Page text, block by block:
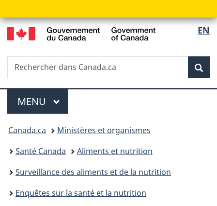
de
la
EN
Recherche
Rechercher
dans
Menu
MENU PRINCIPAL
Vous
êtes
ici :
Canada.ca
Ministères et organismes
Santé Canada
Aliments et nutrition
Surveillance des aliments et de la nutrition
Enquêtes sur la santé et la nutrition